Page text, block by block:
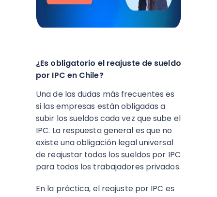
¿Es obligatorio el reajuste de sueldo
por IPC en Chile?
Una de las dudas más frecuentes es
si las empresas están obligadas a
subir los sueldos cada vez que sube el
IPC. La respuesta general es que no
existe una obligación legal universal
de reajustar todos los sueldos por IPC
para todos los trabajadores privados.​
En la práctica, el reajuste por IPC es